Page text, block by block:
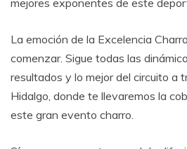
La emoción de la Excelencia
comenzar. Sigue todas las
resultados y lo mejor del circuito a
Hidalgo, donde te llevaremos la
este gran evento charro.